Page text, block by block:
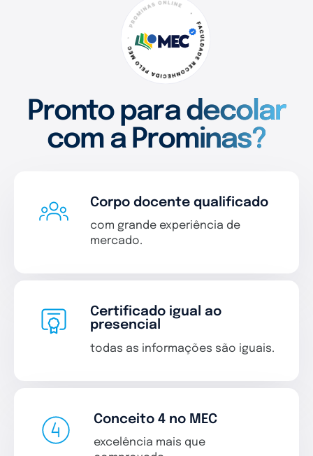
Pronto para decolar
com a Prominas?
Corpo docente qualificado
com grande experiência de
mercado.
Certificado igual ao
presencial
todas as informações são iguais.
Conceito 4 no MEC
excelência mais que